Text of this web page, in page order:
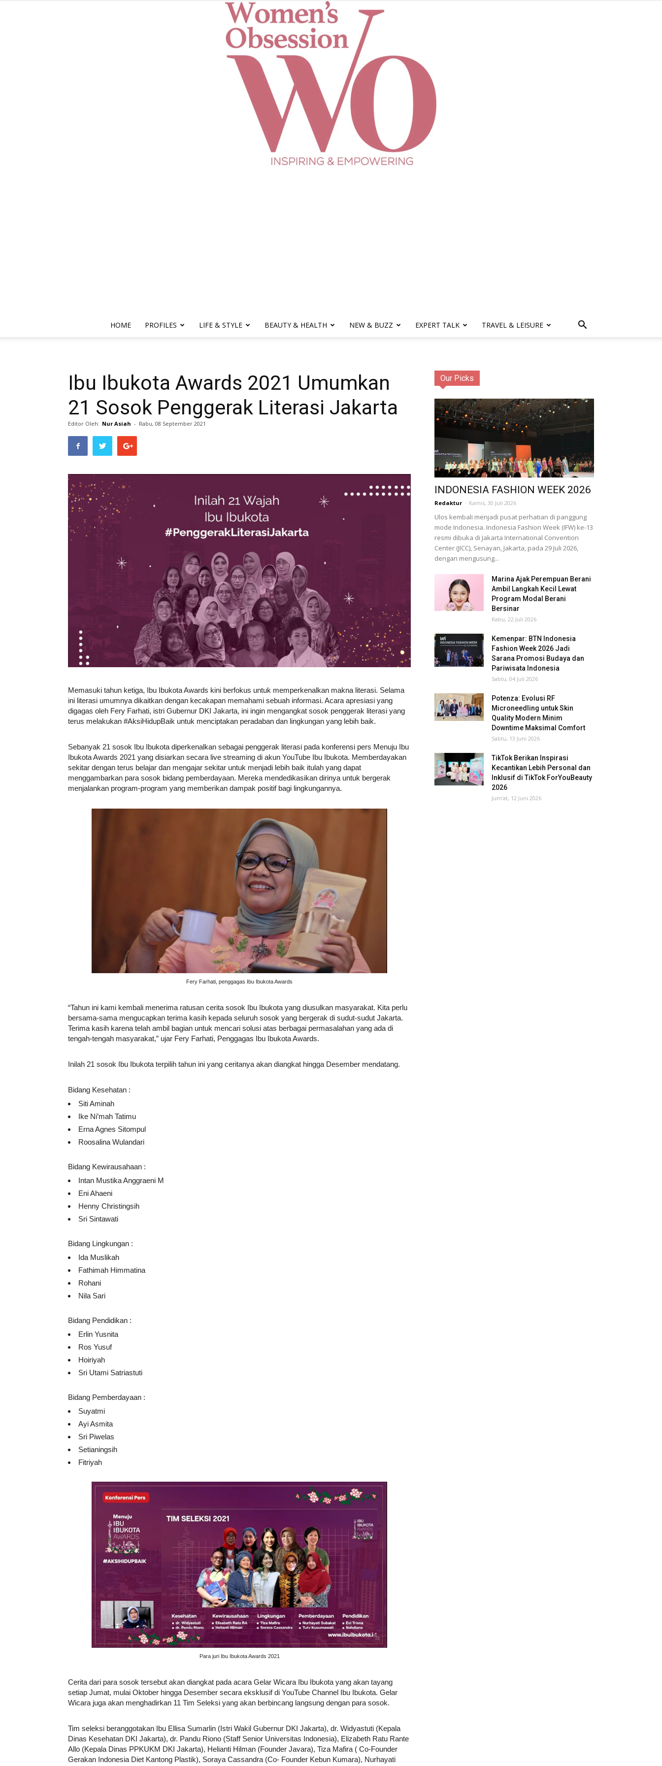
|
Life
Style
HOME PROFILES LIFE & STYLE BEAUTY & HEALTH NEW & BUZZ EXPERT TALK TRAVEL & LEISURE
Ibu Ibukota Awards 2021 Umumkan
21 Sosok Penggerak Literasi Jakarta
Editor Oleh: Nur Asiah - Rabu, 08 September 2021
Memasuki tahun ketiga, Ibu Ibukota Awards kini berfokus untuk memperkenalkan makna literasi. Selama
ini literasi umumnya dikaitkan dengan kecakapan memahami sebuah informasi. Acara apresiasi yang
digagas oleh Fery Farhati, istri Gubernur DKI Jakarta, ini ingin mengangkat sosok penggerak literasi yang
terus melakukan #AksiHidupBaik untuk menciptakan peradaban dan lingkungan yang lebih baik.
Sebanyak 21 sosok Ibu Ibukota diperkenalkan sebagai penggerak literasi pada konferensi pers Menuju Ibu
Ibukota Awards 2021 yang disiarkan secara live streaming di akun YouTube Ibu Ibukota. Memberdayakan
sekitar dengan terus belajar dan mengajar sekitar untuk menjadi lebih baik itulah yang dapat
menggambarkan para sosok bidang pemberdayaan. Mereka mendedikasikan dirinya untuk bergerak
menjalankan program-program yang memberikan dampak positif bagi lingkungannya.
Fery Farhati, penggagas Ibu Ibukota Awards
“Tahun ini kami kembali menerima ratusan cerita sosok Ibu Ibukota yang diusulkan masyarakat. Kita perlu
bersama-sama mengucapkan terima kasih kepada seluruh sosok yang bergerak di sudut-sudut Jakarta.
Terima kasih karena telah ambil bagian untuk mencari solusi atas berbagai permasalahan yang ada di
tengah-tengah masyarakat,” ujar Fery Farhati, Penggagas Ibu Ibukota Awards.
Inilah 21 sosok Ibu Ibukota terpilih tahun ini yang ceritanya akan diangkat hingga Desember mendatang.
Bidang Kesehatan :
Siti Aminah
Ike Ni’mah Tatimu
Erna Agnes Sitompul
Roosalina Wulandari
Bidang Kewirausahaan :
Intan Mustika Anggraeni M
Eni Ahaeni
Henny Christingsih
Sri Sintawati
Bidang Lingkungan :
Ida Muslikah
Fathimah Himmatina
Rohani
Nila Sari
Bidang Pendidikan :
Erlin Yusnita
Ros Yusuf
Hoiriyah
Sri Utami Satriastuti
Bidang Pemberdayaan :
Suyatmi
Ayi Asmita
Sri Piwelas
Setianingsih
Fitriyah
Para juri Ibu Ibukota Awards 2021
Cerita dari para sosok tersebut akan diangkat pada acara Gelar Wicara Ibu Ibukota yang akan tayang
setiap Jumat, mulai Oktober hingga Desember secara eksklusif di YouTube Channel Ibu Ibukota. Gelar
Wicara juga akan menghadirkan 11 Tim Seleksi yang akan berbincang langsung dengan para sosok.
Tim seleksi beranggotakan Ibu Ellisa Sumarlin (Istri Wakil Gubernur DKI Jakarta), dr. Widyastuti (Kepala
Dinas Kesehatan DKI Jakarta), dr. Pandu Riono (Staff Senior Universitas Indonesia), Elizabeth Ratu Rante
Allo (Kepala Dinas PPKUKM DKI Jakarta), Helianti Hilman (Founder Javara), Tiza Mafira ( Co-Founder
Gerakan Indonesia Diet Kantong Plastik), Soraya Cassandra (Co- Founder Kebun Kumara), Nurhayati
Our Picks
INDONESIA FASHION WEEK 2026
Redaktur - Kamis, 30 Juli 2026
Ulos kembali menjadi pusat perhatian di panggung
mode Indonesia. Indonesia Fashion Week (IFW) ke-13
resmi dibuka di Jakarta International Convention
Center (JICC), Senayan, Jakarta, pada 29 Juli 2026,
dengan mengusung...
Marina Ajak Perempuan Berani
Ambil Langkah Kecil Lewat
Program Modal Berani
Bersinar
Rabu, 22 Juli 2026
Kemenpar: BTN Indonesia
Fashion Week 2026 Jadi
Sarana Promosi Budaya dan
Pariwisata Indonesia
Sabtu, 04 Juli 2026
Potenza: Evolusi RF
Microneedling untuk Skin
Quality Modern Minim
Downtime Maksimal Comfort
Sabtu, 13 Juni 2026
TikTok Berikan Inspirasi
Kecantikan Lebih Personal dan
Inklusif di TikTok ForYouBeauty
2026
Jum'at, 12 Juni 2026